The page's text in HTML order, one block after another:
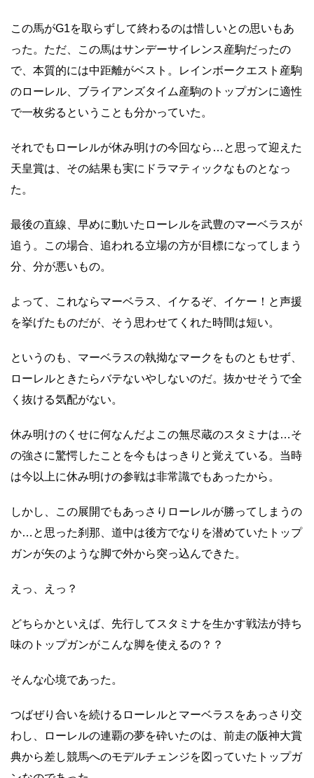
この馬がG1を取らずして終わるのは惜しいとの思いもあ
った。ただ、この馬はサンデーサイレンス産駒だったの
で、本質的には中距離がベスト。レインボークエスト産駒
のローレル、ブライアンズタイム産駒のトップガンに適性
で一枚劣るということも分かっていた。
それでもローレルが休み明けの今回なら…と思って迎えた
天皇賞は、その結果も実にドラマティックなものとなっ
た。
最後の直線、早めに動いたローレルを武豊のマーベラスが
追う。この場合、追われる立場の方が目標になってしまう
分、分が悪いもの。
よって、これならマーベラス、イケるぞ、イケー！と声援
を挙げたものだが、そう思わせてくれた時間は短い。
というのも、マーベラスの執拗なマークをものともせず、
ローレルときたらバテないやしないのだ。抜かせそうで全
く抜ける気配がない。
休み明けのくせに何なんだよこの無尽蔵のスタミナは…そ
の強さに驚愕したことを今もはっきりと覚えている。当時
は今以上に休み明けの参戦は非常識でもあったから。
しかし、この展開でもあっさりローレルが勝ってしまうの
か…と思った刹那、道中は後方でなりを潜めていたトップ
ガンが矢のような脚で外から突っ込んできた。
えっ、えっ？
どちらかといえば、先行してスタミナを生かす戦法が持ち
味のトップガンがこんな脚を使えるの？？
そんな心境であった。
つばぜり合いを続けるローレルとマーベラスをあっさり交
わし、ローレルの連覇の夢を砕いたのは、前走の阪神大賞
典から差し競馬へのモデルチェンジを図っていたトップガ